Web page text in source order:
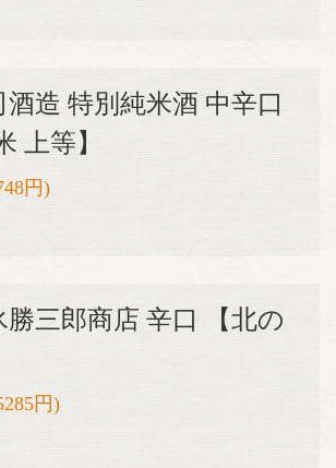
造 特別純米酒 中辛口
上等】
円)
三郎商店 辛口 【北の
円)